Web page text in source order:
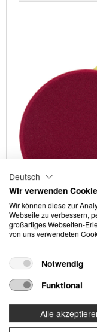
Deutsch
Wir verwenden
Wir können diese zur
Webseite zu verbessern,
großartiges Webseiten-
von uns verwendeten
Notwendig
Funktional
Alle